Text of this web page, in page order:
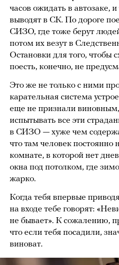
часов ожидать в автозаке,
выводят в СК. По дороге
СИЗО, где тоже берут
потом их везут в
Остановки для того, чтобы
поесть, конечно, не
Это же не только с ними
карательная система
еще не признали
испытывать все эти
в СИЗО — хуже чем
что там человек постоянно
комнате, в которой нет
окна под потолком, где
жарко.
Когда тебя впервые
на входе тебе говорят:
не бывает». К сожалению,
что если тебя посадили,
виноват.